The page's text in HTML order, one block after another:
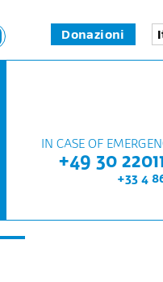
Donazioni
IN CASE OF
+49 30
+33 4